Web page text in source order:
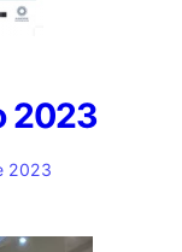
2023
2023